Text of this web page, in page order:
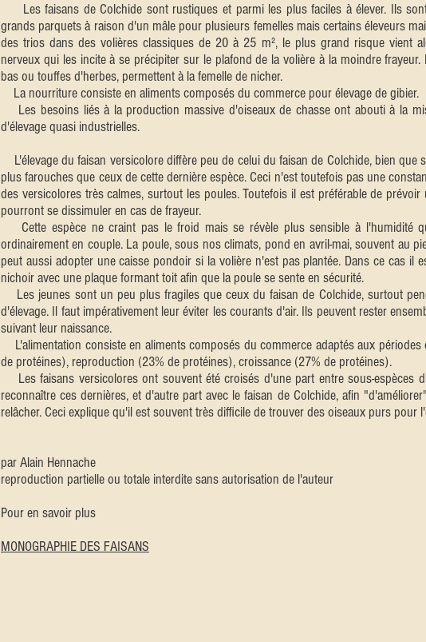
Les faisans de Colchide sont rustiques et parmi les plus faciles à élever. Ils
grands parquets à raison d'un mâle pour plusieurs femelles mais certains éleveurs
des trios dans des volières classiques de 20 à 25 m², le plus grand risque vient
nerveux qui les incite à se précipiter sur le plafond de la volière à la moindre
bas ou touffes d'herbes, permettent à la femelle de nicher.
La nourriture consiste en aliments composés du commerce pour élevage de gibier.
Les besoins liés à la production massive d'oiseaux de chasse ont abouti à la
d'élevage quasi industrielles.
L'élevage du faisan versicolore diffère peu de celui du faisan de Colchide, bien que
plus farouches que ceux de cette dernière espèce. Ceci n'est toutefois pas une
des versicolores très calmes, surtout les poules. Toutefois il est préférable de
pourront se dissimuler en cas de frayeur.
Cette espèce ne craint pas le froid mais se révèle plus sensible à l'humidité
ordinairement en couple. La poule, sous nos climats, pond en avril-mai, souvent au
peut aussi adopter une caisse pondoir si la volière n'est pas plantée. Dans ce cas il
nichoir avec une plaque formant toit afin que la poule se sente en sécurité.
Les jeunes sont un peu plus fragiles que ceux du faisan de Colchide, surtout
d'élevage. Il faut impérativement leur éviter les courants d'air. Ils peuvent rester
suivant leur naissance.
L'alimentation consiste en aliments composés du commerce adaptés aux périodes
de protéines), reproduction (23% de protéines), croissance (27% de protéines).
Les faisans versicolores ont souvent été croisés d'une part entre sous-espèces
reconnaître ces dernières, et d'autre part avec le faisan de Colchide, afin
relâcher. Ceci explique qu'il est souvent très difficile de trouver des oiseaux purs pour
par Alain Hennache
reproduction partielle ou totale interdite sans autorisation de l'auteur
Pour en savoir plus
MONOGRAPHIE DES FAISANS